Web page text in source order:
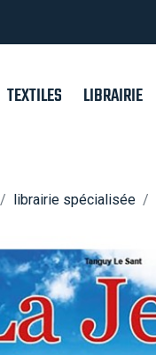
TEXTILES LIBRAIRIE
librairie spécialisée